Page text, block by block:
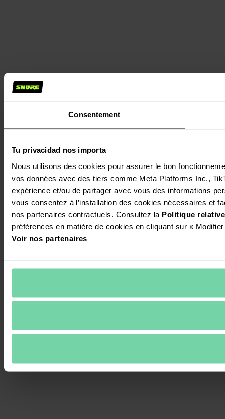
Consentement
Tu privacidad nos importa
Nous utilisons des cookies pour assurer le bon
vos données avec des tiers comme Meta Platforms Inc.,
expérience et/ou de partager avec vous des informations
vous consentez à l’installation des cookies nécessaires et
nos partenaires contractuels. Consultez la Politique
préférences en matière de cookies en cliquant sur «
Voir nos partenaires